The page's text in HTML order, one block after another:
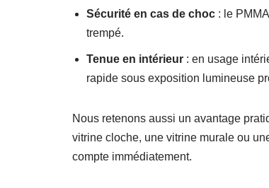
Sécurité en cas de choc : le
trempé.
Tenue en intérieur : en usage
rapide sous exposition lumineuse
Nous retenons aussi un avantage
vitrine cloche, une vitrine murale ou
compte immédiatement.